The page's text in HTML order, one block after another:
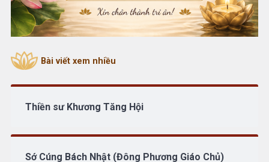
Bài viết xem nhiều
Thiền sư Khương Tăng Hội
Sớ Cúng Bách Nhật (Đông Phương Giáo Chủ)